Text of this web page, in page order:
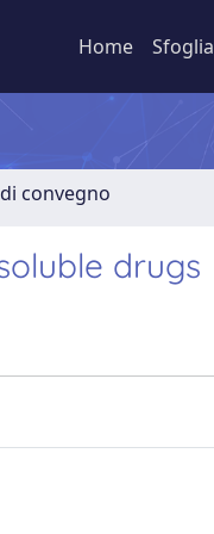
Home Sfoglia
convegno
drugs